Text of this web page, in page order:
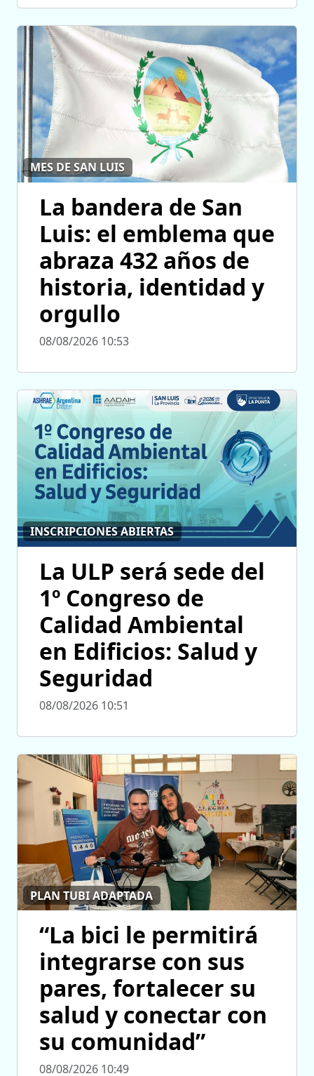
MES DE SAN LUIS
La bandera de San
Luis: el emblema que
abraza 432 años de
historia, identidad y
orgullo
08/08/2026 10:53
INSCRIPCIONES ABIERTAS
La ULP será sede del
1º Congreso de
Calidad Ambiental
en Edificios: Salud y
Seguridad
08/08/2026 10:51
PLAN TUBI ADAPTADA
“La bici le permitirá
integrarse con sus
pares, fortalecer su
salud y conectar con
su comunidad”
08/08/2026 10:49